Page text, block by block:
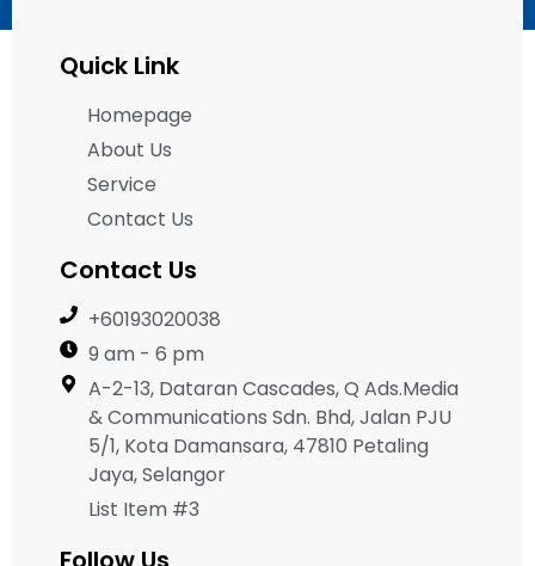
Quick Link
Homepage
About Us
Service
Contact Us
Contact Us
+60193020038
9 am - 6 pm
A-2-13, Dataran Cascades, Q Ads.Media
& Communications Sdn. Bhd, Jalan PJU
5/1, Kota Damansara, 47810 Petaling
Jaya, Selangor
List Item #3